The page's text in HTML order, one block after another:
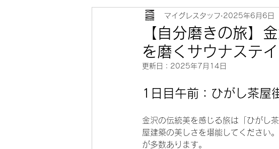
マイグレ東京 お知らせ 観光モデル
観光モデルコース熱海 サウナ
【自分磨きの旅】
を磨くサウナステイ
マイグレスタッフ 2025年6月6日
更新日： 2025年7月14日
1日目午前：ひがし茶屋
金沢の伝統美を感じる旅は「ひがし
屋建築の美しさを堪能してください
が多数あります。